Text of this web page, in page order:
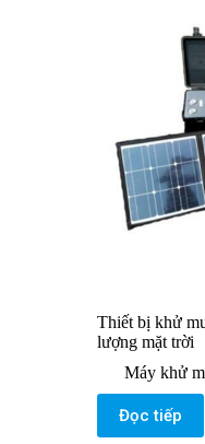
Thiết bị khử
lượng mặt trời
Máy khử
Đọc tiếp